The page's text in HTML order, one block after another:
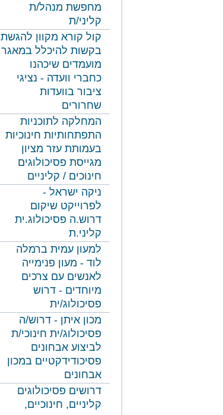
מחפשת מנהל/ת
קליני/ת
קול קורא מקוון להגשת
בקשות להיכלל במאגר
מועמדים שיכהנו
כחברי וועדה - נציגי
ציבור בוועדות
שחרורים
המחלקה לתוכניות
התפתחותיות חינוכיות
בעמותת עזר מציון
מגייסת פסיכולוגים
חינוכים / קליניים
ניקה ישראל -
לפרוייקט שיקום
דרוש.ה פסיכולוג.ית
קליני.ת
למעון עמית ברמלה
לוד - מעון פנימייה
לאנשים עם צרכים
מיוחדים - דרוש
פסיכולוג/ית
מכון איתן - דרוש/ה
פסיכולוג/ית חינוכי/ת
לביצוע אבחונים
פסיכודידקטיים במכון
אבחונים
דרושים פסיכולוגים
קליניים, חינוכיים,